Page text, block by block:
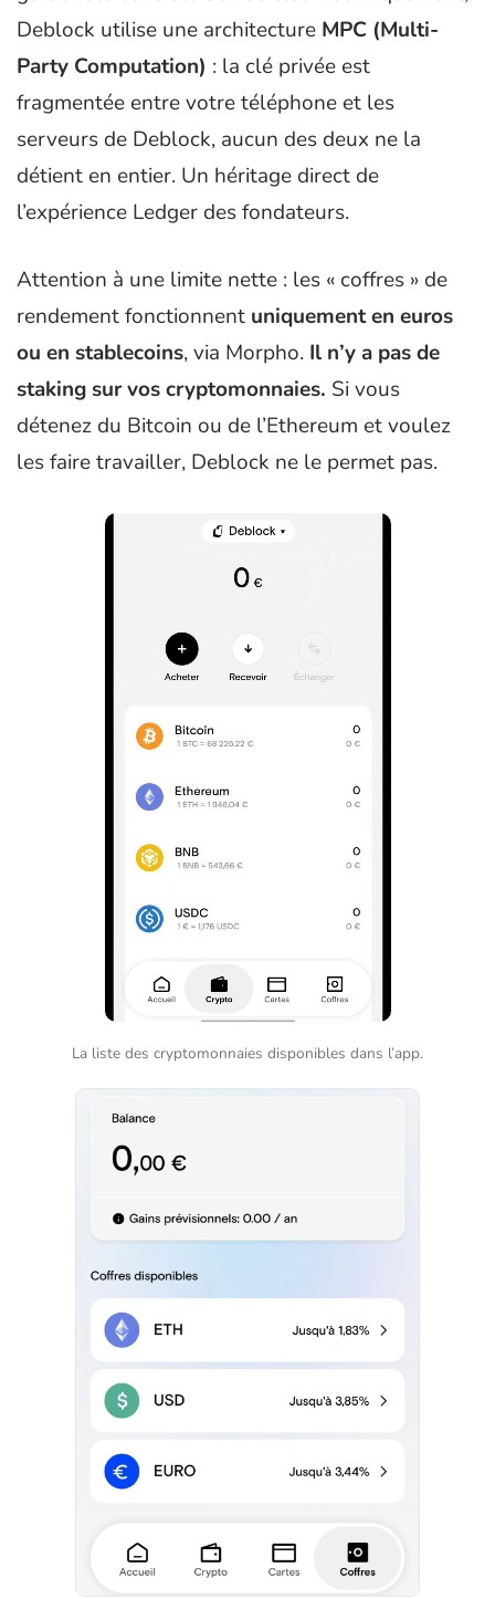
Deblock utilise une architecture MPC (Multi-
Party Computation) : la clé privée est
fragmentée entre votre téléphone et les
serveurs de Deblock, aucun des deux ne la
détient en entier. Un héritage direct de
l’expérience Ledger des fondateurs.
Attention à une limite nette : les « coffres » de
rendement fonctionnent uniquement en euros
ou en stablecoins, via Morpho. Il n’y a pas de
staking sur vos cryptomonnaies. Si vous
détenez du Bitcoin ou de l’Ethereum et voulez
les faire travailler, Deblock ne le permet pas.
La liste des cryptomonnaies disponibles dans l’app.